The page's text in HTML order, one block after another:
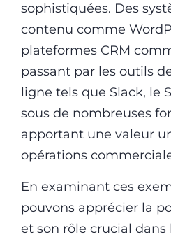
sophistiquées. Des
contenu comme
plateformes CRM
passant par les outils
ligne tels que Slack, le
sous de nombreuses
apportant une valeur
opérations
En examinant ces
pouvons apprécier la
et son rôle crucial dans